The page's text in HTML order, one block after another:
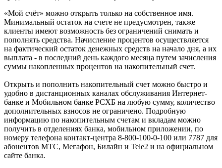
«Мой счёт» можно открыть только на собственное имя.
Минимальный остаток на счете не предусмотрен, также
клиенты имеют возможность без ограничений снимать и
пополнять средства. Начисление процентов осуществляется
на фактический остаток денежных средств на начало дня, а их
выплата - в последний день каждого месяца путем зачисления
суммы накопленных процентов на накопительный счет.
Открыть и пополнить накопительный счет можно быстро и
удобно в дистанционных каналах обслуживания Интернет-
банке и Мобильном банке РСХБ на любую сумму, количество
дополнительных взносов не ограничено. Подробную
информацию по накопительным счетам и вкладам можно
получить в отделениях банка, мобильном приложении, по
номеру телефона контакт-центра 8-800-100-0-100 или 7787 для
абонентов МТС, Мегафон, Билайн и Tele2 и на официальном
сайте банка.